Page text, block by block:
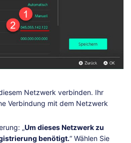
Netzwerk verbinden. Ihr
Verbindung mit dem Netzwerk
„Um dieses Netzwerk zu
benötigt.“ Wählen Sie